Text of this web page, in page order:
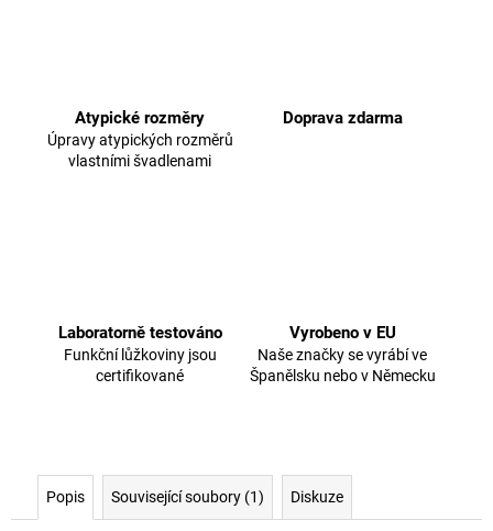
Atypické rozměry
Úpravy atypických rozměrů
vlastními švadlenami
Doprava zdarma
Laboratorně testováno
Funkční lůžkoviny jsou
certifikované
Vyrobeno v EU
Naše značky se vyrábí ve
Španělsku nebo v Německu
Popis Související soubory (1) Diskuze